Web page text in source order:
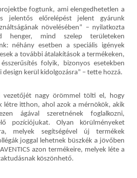
fogtunk, ami elengedhetetlen a
jelentős előrelépést jelent gyárunk
növelésében” – nyilatkozta
henger, mind szelep területeken
néhány esetben a speciális igények
a további átalakítások a termékeken,
folyik, bizonyos esetekben
kerül kidolgozásra” – tette hozzá.
vezetőjét nagy örömmel tölti el, hogy
létre itthon, ahol azok a mérnökök, akik
ágával szeretnének foglalkozni,
pozíciójukat. Olyan körülményeket
melyek segítségével új termékek
joggal lehetnek büszkék a jövőben
azon termékeire, melyek léte a
köszönhető.